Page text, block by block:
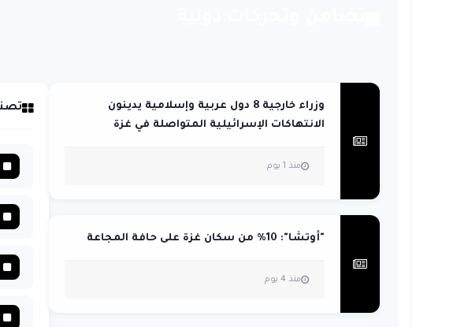
وزراء خارجية 8 دول عربية وإسلامية يدينون
الانتهاكات الإسرائيلية المتواصلة في غزة
منذ 1 يوم
"أوتشا": 10% من سكان غزة على حافة المجاعة
منذ 4 يوم